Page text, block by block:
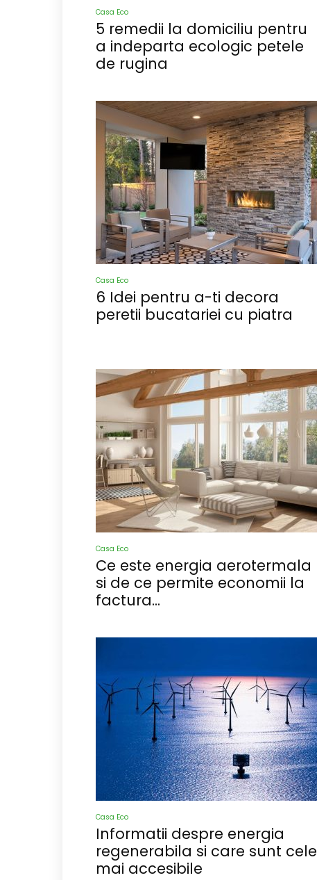
Casa Eco
5 remedii la domiciliu pentru
a indeparta ecologic petele
de rugina
Casa Eco
6 Idei pentru a-ti decora
peretii bucatariei cu piatra
Casa Eco
Ce este energia aerotermala
si de ce permite economii la
factura...
Casa Eco
Informatii despre energia
regenerabila si care sunt cele
mai accesibile